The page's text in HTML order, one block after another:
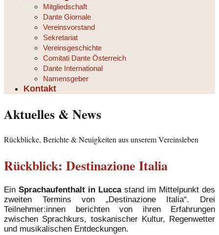
Mitgliedschaft
Dante Giornale
Vereinsvorstand
Sekretariat
Vereinsgeschichte
Comitati Dante Österreich
Dante International
Namensgeber
Kontakt
Aktuelles & News
Rückblicke, Berichte & Neuigkeiten aus unserem Vereinsleben
Rückblick: Destinazione Italia
Ein Sprachaufenthalt in Luccastand im Mittelpunkt des
zweiten Termins von „Destinazione Italia“. Drei
Teilnehmer:innen berichten von ihren Erfahrungen
zwischen Sprachkurs, toskanischer Kultur, Regenwetter
und musikalischen Entdeckungen.